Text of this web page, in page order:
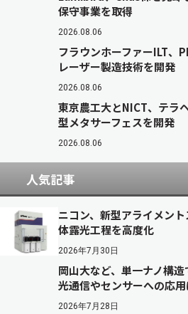
保守事業を取得
2026.08.06
フラウンホーファーILT、
レーザー製造技術を開発
2026.08.06
東京農工大とNICT、テラ
型メタサーフェスを開発
2026.08.06
人気記事
ニコン、新型アライメン
体露光工程を高度化
2026年7月30日
岡山大など、単一ナノ構
光通信やセンサーへの応
2026年7月28日